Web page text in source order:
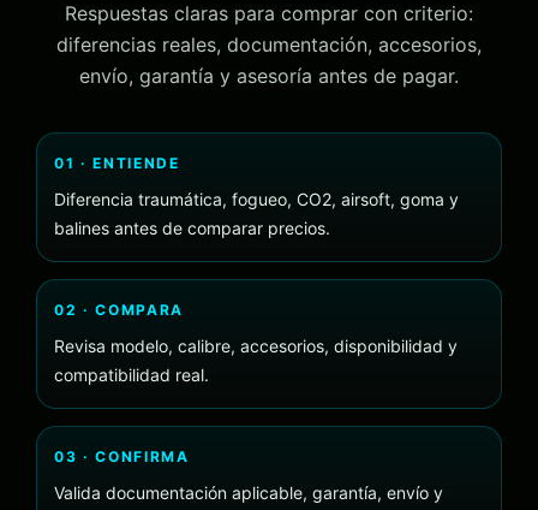
Respuestas claras para comprar con criterio:
diferencias reales, documentación, accesorios,
envío, garantía y asesoría antes de pagar.
01 · ENTIENDE
Diferencia traumática, fogueo, CO2, airsoft, goma y
balines antes de comparar precios.
02 · COMPARA
Revisa modelo, calibre, accesorios, disponibilidad y
compatibilidad real.
03 · CONFIRMA
Valida documentación aplicable, garantía, envío y